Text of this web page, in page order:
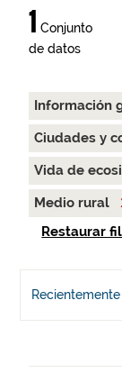
1 Conjunto
de datos
Información
Ciudades y
Vida de
Medio rural
Restaurar